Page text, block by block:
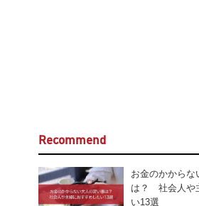
Recommend
お金のかからな
は？ 社会人や
い13選